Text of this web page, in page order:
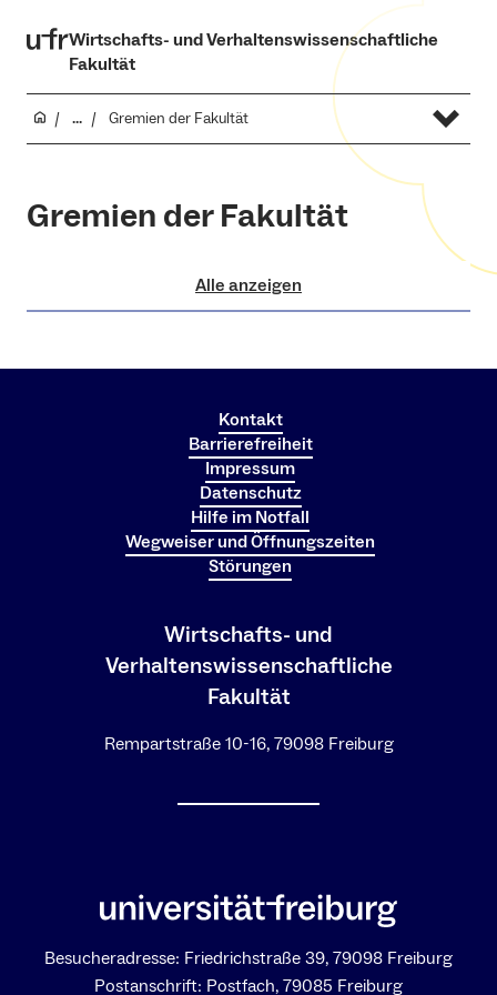
Wirtschafts- und Verhaltenswissenschaftliche
Fakultät
... Gremien der Fakultät
Gremien der Fakultät
Alle anzeigen
Kontakt
Barrierefreiheit
Impressum
Datenschutz
Hilfe im Notfall
Wegweiser und Öffnungszeiten
Störungen
Wirtschafts- und
Verhaltenswissenschaftliche
Fakultät
Rempartstraße 10-16, 79098 Freiburg
Besucheradresse: Friedrichstraße 39, 79098 Freiburg
Postanschrift: Postfach, 79085 Freiburg